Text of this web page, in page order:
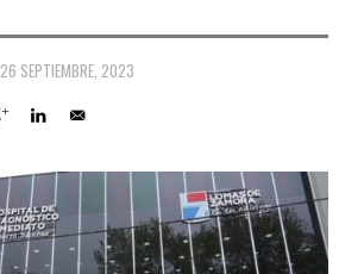
26 SEPTIEMBRE, 2023